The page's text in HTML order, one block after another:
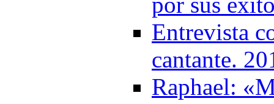
Entrevista
cantante.
Raphael: